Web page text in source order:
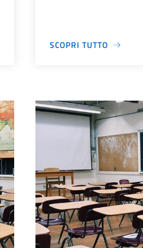
SCOPRI TUTTO